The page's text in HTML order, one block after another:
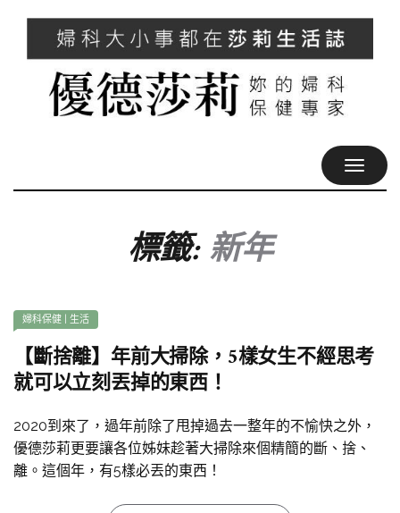
標籤:新年
婦科保健 生活
【斷捨離】年前大掃除，5樣女生不經思考
就可以立刻丟掉的東西！
2020到來了，過年前除了甩掉過去一整年的不愉快之外，
優德莎莉更要讓各位姊妹趁著大掃除來個精簡的斷、捨、
離。這個年，有5樣必丟的東西！